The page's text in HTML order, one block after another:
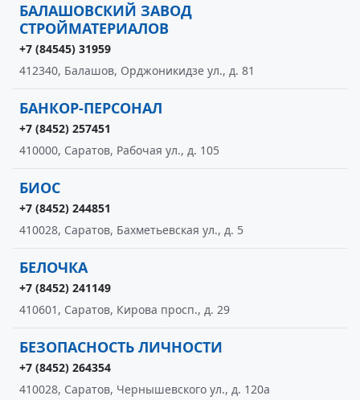
БАЛАШОВСКИЙ ЗАВОД
СТРОЙМАТЕРИАЛОВ
+7 (84545) 31959
412340, Балашов, Орджоникидзе ул., д. 81
БАНКОР-ПЕРСОНАЛ
+7 (8452) 257451
410000, Саратов, Рабочая ул., д. 105
БИОС
+7 (8452) 244851
410028, Саратов, Бахметьевская ул., д. 5
БЕЛОЧКА
+7 (8452) 241149
410601, Саратов, Кирова просп., д. 29
БЕЗОПАСНОСТЬ ЛИЧНОСТИ
+7 (8452) 264354
410028, Саратов, Чернышевского ул., д. 120а